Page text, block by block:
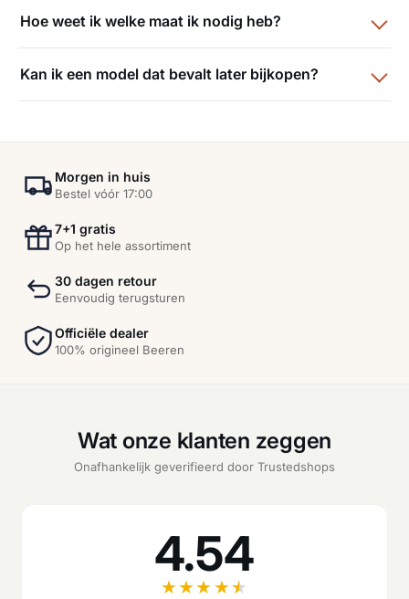
Hoe weet ik welke maat ik nodig heb?
Kan ik een model dat bevalt later bijkopen?
Morgen in huis
Bestel vóór 17:00
7+1 gratis
Op het hele assortiment
30 dagen retour
Eenvoudig terugsturen
Officiële dealer
100% origineel Beeren
Wat onze klanten zeggen
Onafhankelijk geverifieerd door Trustedshops
4.54
★★★★★